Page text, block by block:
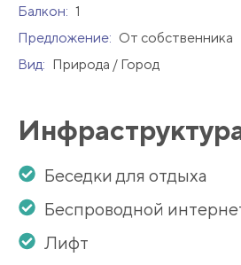
Балкон: 1
Предложение: От собственника
Вид: Природа / Город
Беседки для отдыха
Беспроводной
Лифт